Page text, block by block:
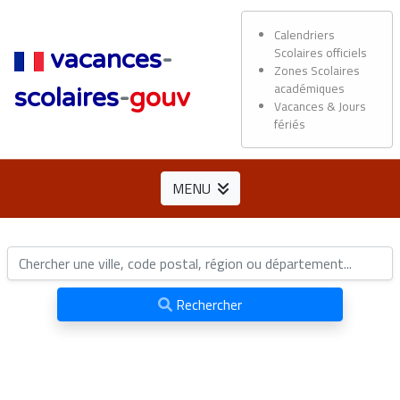
vacances-
scolaires-gouv
Calendriers
Scolaires officiels
Zones Scolaires
académiques
Vacances & Jours
fériés
MENU
Rechercher